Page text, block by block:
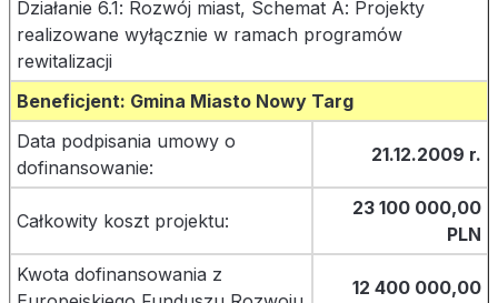
Działanie 6.1: Rozwój miast, Schemat A: Projekty
realizowane wyłącznie w ramach programów
rewitalizacji
Beneficjent: Gmina Miasto Nowy Targ
Data podpisania umowy o
dofinansowanie:
21.12.2009 r.
Całkowity koszt projektu:
23 100 000,00
PLN
Kwota dofinansowania z
12 400 000,00